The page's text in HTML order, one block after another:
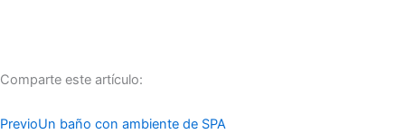
Comparte este artículo:
PrevioUn baño con ambiente de SPA